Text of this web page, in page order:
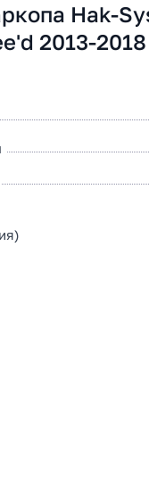
Hak-
2013-2018